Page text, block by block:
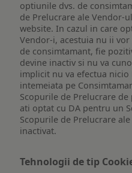
optiunile dvs. de
de Prelucrare ale Vendor-
website. In cazul in care
Vendor-i, acestuia nu ii
de consimtamant, fie
devine inactiv si nu va
implicit nu va efectua
intemeiata pe
Scopurile de Prelucrare de
ati optat cu DA pentru un
Scopurile de Prelucrare
inactivat.
Tehnologii de tip